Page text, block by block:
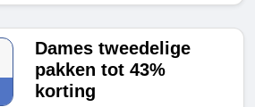
Dames tweedelige
pakken tot 43%
korting